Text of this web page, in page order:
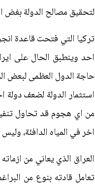
لتحقيق مصالح الدولة بغض
تركيا التي فتحت قاعدة
احد وينطبق الحال على
حاجة الدول العظمى لبعض
استثمار الدولة لضعف
من اي هجوم قد تحاول
اخر في المياه الدافئة،
العراق الذي يعاني من
تعامل قادته بنوع من